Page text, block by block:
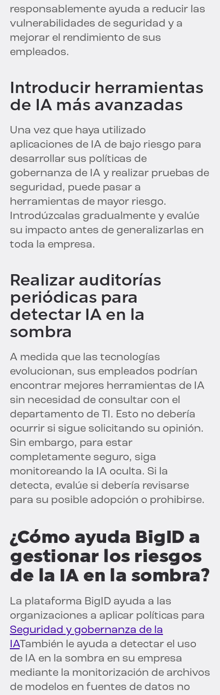
responsablemente ayuda a reducir las
vulnerabilidades de seguridad y a
mejorar el rendimiento de sus
empleados.
Introducir herramientas
de IA más avanzadas
Una vez que haya utilizado
aplicaciones de IA de bajo riesgo para
desarrollar sus políticas de
gobernanza de IA y realizar pruebas de
seguridad, puede pasar a
herramientas de mayor riesgo.
Introdúzcalas gradualmente y evalúe
su impacto antes de generalizarlas en
toda la empresa.
Realizar auditorías
periódicas para
detectar IA en la
sombra
A medida que las tecnologías
evolucionan, sus empleados podrían
encontrar mejores herramientas de IA
sin necesidad de consultar con el
departamento de TI. Esto no debería
ocurrir si sigue solicitando su opinión.
Sin embargo, para estar
completamente seguro, siga
monitoreando la IA oculta. Si la
detecta, evalúe si debería revisarse
para su posible adopción o prohibirse.
¿Cómo ayuda BigID a
gestionar los riesgos
de la IA en la sombra?
La plataforma BigID ayuda a las
organizaciones a aplicar políticas para
Seguridad y gobernanza de la
IATambién le ayuda a detectar el uso
de IA en la sombra en su empresa
mediante la monitorización de archivos
de modelos en fuentes de datos no